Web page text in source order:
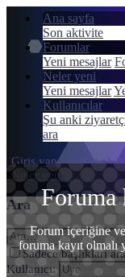
Ana sayfa
Son aktivite
Forumlar
Yeni mesajlar
Neler yeni
Yeni mesajlar
Kullanıcılar
Şu anki
ara
Giriş yap
Kayıt ol
Neler yeni
Ara
Ara
Sadece başlıkları ara
Kullanıcı:
Menü
Giriş yap
Kayıt ol
Foruma
Forum içeriğine
foruma kayıt olmalı